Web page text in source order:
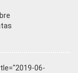
06-